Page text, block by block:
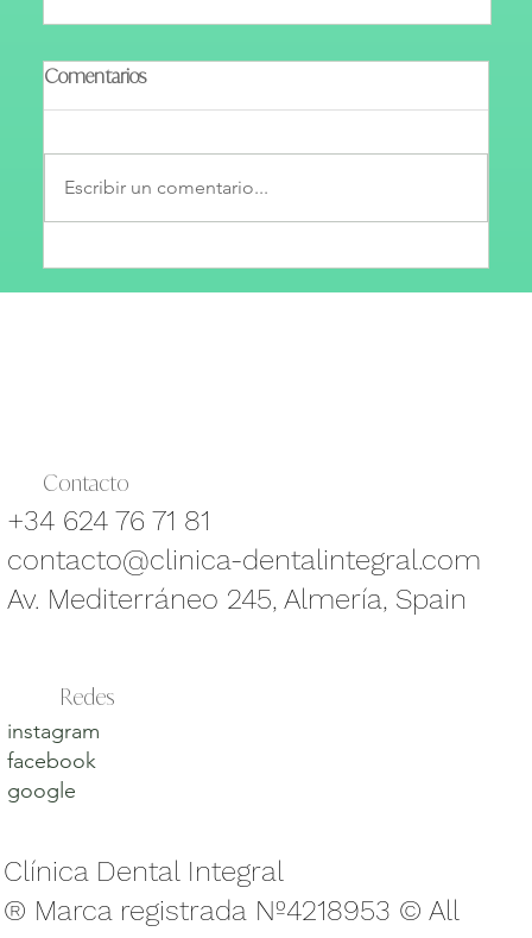
Comentarios
Escribir un comentario...
+34 624 76 71 81
contacto@clinica-dentalintegral.com
Av. Mediterráneo 245, Almería, Spain
Contacto
instagram
facebook
google
Redes
Clínica Dental Integral
® Marca registrada Nº4218953 © All